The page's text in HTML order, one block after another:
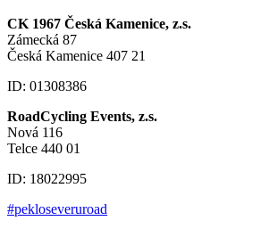
CK 1967 Česká Kamenice, z.s.
Zámecká 87
Česká Kamenice 407 21
ID: 01308386
RoadCycling Events, z.s.
Nová 116
Telce 440 01
ID: 18022995
#pekloseveruroad